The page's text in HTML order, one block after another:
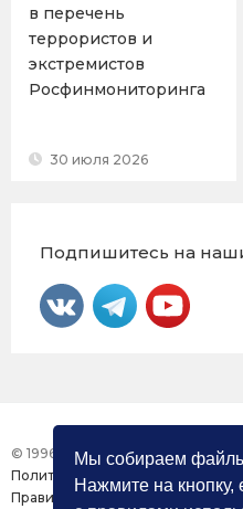
в перечень
террористов и
экстремистов
Росфинмониторинга
30 июля 2026
Подпишитесь на
© 1996 – 2026 Фонд «Центр
Политика конфиденциальности
Правила использования сайта
Мы собираем
Нажмите на кнопку,